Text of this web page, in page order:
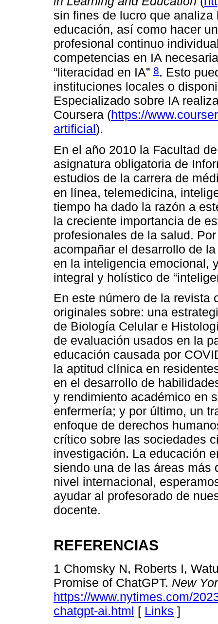
sin fines de lucro que
educación, así como hacer
profesional continuo
competencias en IA
“literacidad en IA” 8. Esto
instituciones locales o
Especializado sobre IA
Coursera (https://
artificial).
En el año 2010 la Facultad
asignatura obligatoria de
estudios de la carrera de
en línea, telemedicina,
tiempo ha dado la razón a
la creciente importancia de
profesionales de la salud.
acompañar el desarrollo de
en la inteligencia emocional,
integral y holístico de
En este número de la revista
originales sobre: una
de Biología Celular e
de evaluación usados en la
educación causada por
la aptitud clínica en
en el desarrollo de
y rendimiento académico en
enfermería; y por último, un
enfoque de derechos
crítico sobre las sociedades
investigación. La educación
siendo una de las áreas más
nivel internacional,
ayudar al profesorado de
docente.
REFERENCIAS
1 Chomsky N, Roberts I,
Promise of ChatGPT. New
https://www.nytimes.com/
chatgpt-ai.html [ Links ]